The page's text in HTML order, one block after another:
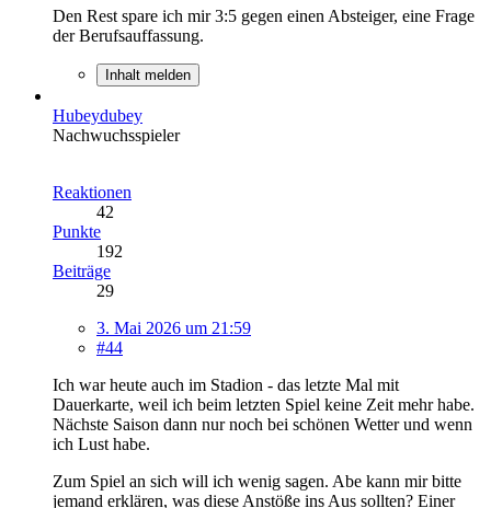
Den Rest spare ich mir 3:5 gegen einen Absteiger, eine Frage
der Berufsauffassung.
Inhalt melden
Hubeydubey
Nachwuchsspieler
Reaktionen
42
Punkte
192
Beiträge
29
3. Mai 2026 um 21:59
#44
Ich war heute auch im Stadion - das letzte Mal mit
Dauerkarte, weil ich beim letzten Spiel keine Zeit mehr habe.
Nächste Saison dann nur noch bei schönen Wetter und wenn
ich Lust habe.
Zum Spiel an sich will ich wenig sagen. Abe kann mir bitte
jemand erklären, was diese Anstöße ins Aus sollten? Einer